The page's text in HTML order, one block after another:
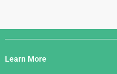
Django
Links
Learn More